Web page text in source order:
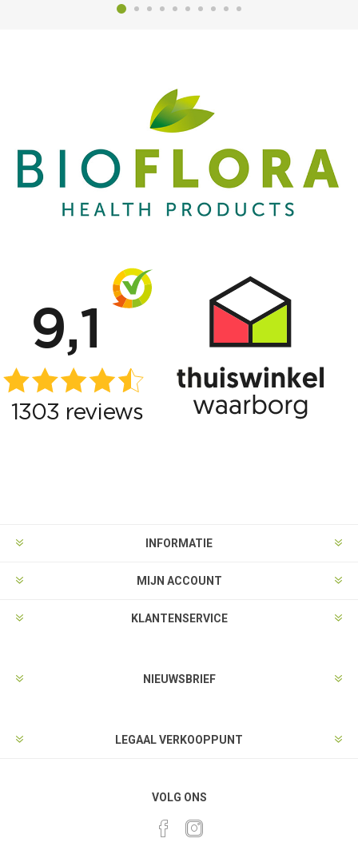
INFORMATIE
MIJN ACCOUNT
KLANTENSERVICE
NIEUWSBRIEF
LEGAAL VERKOOPPUNT
VOLG ONS